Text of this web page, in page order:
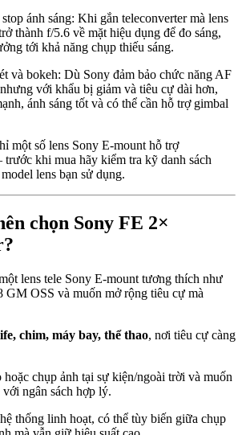
ánh sáng: Khi gắn teleconverter mà lens
thành f/5.6 về mặt hiệu dụng để đo sáng,
tới khả năng chụp thiếu sáng.
và bokeh: Dù Sony đảm bảo chức năng AF
với khẩu bị giảm và tiêu cự dài hơn,
ánh sáng tốt và có thể cần hỗ trợ gimbal
một số lens Sony E-mount hỗ trợ
khi mua hãy kiểm tra kỹ danh sách
lens bạn sử dụng.
chọn Sony FE 2×
lens tele Sony E-mount tương thích như
GM OSS và muốn mở rộng tiêu cự mà
chim, máy bay, thể thao, nơi tiêu cự càng
chụp ảnh tại sự kiện/ngoài trời và muốn
với ngân sách hợp lý.
thống linh hoạt, có thể tùy biến giữa chụp